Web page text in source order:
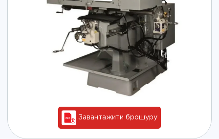
Завантажити брошуру